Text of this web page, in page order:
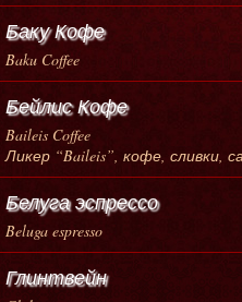
Баку Кофе
Baku Coffee
Бейлис Кофе
Baileis Coffee
Ликер “Baileis”, кофе, сливки,
Белуга эспрессо
Beluga espresso
Глинтвейн